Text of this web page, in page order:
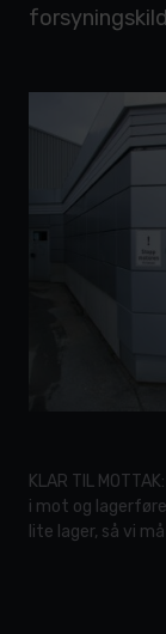
KLAR TIL
i mot og
lite lager, så vi